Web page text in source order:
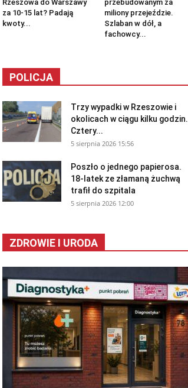
Rzeszowa do Warszawy
za 10-15 lat? Padają
kwoty...
przebudowanym za
miliony przejeździe.
Szlaban w dół, a
fachowcy...
POLICJA
Trzy wypadki w Rzeszowie i
okolicach w ciągu kilku godzin.
Cztery...
5 sierpnia 2026 15:56
Poszło o jednego papierosa.
18-latek ze złamaną żuchwą
trafił do szpitala
5 sierpnia 2026 12:00
ZDROWIE I URODA